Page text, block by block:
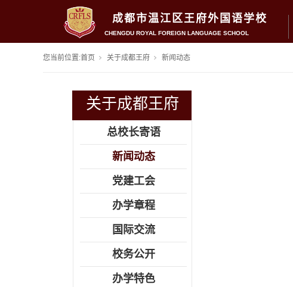
成都市温江区王府外国语学校
CHENGDU ROYAL FOREIGN LANGUAGE SCHOOL
您当前位置:首页 关于成都王府 新闻动态
关于成都王府
总校长寄语
新闻动态
党建工会
办学章程
国际交流
校务公开
办学特色